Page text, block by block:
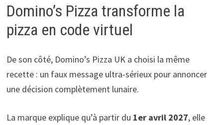
Domino’s Pizza transforme la
pizza en code virtuel
De son côté, Domino’s Pizza UK a choisi la même
recette : un faux message ultra-sérieux pour annoncer
une décision complètement lunaire.
La marque explique qu’à partir du 1er avril 2027, elle